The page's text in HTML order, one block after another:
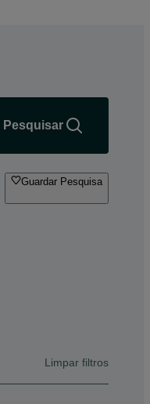
Pesquisar
Guardar Pesquisa
Limpar filtros